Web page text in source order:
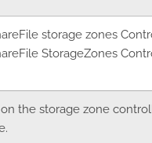
storage zones
StorageZones
the storage zone